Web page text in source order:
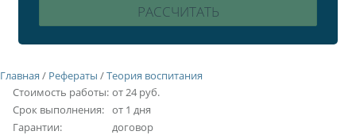
Главная / Рефераты /Теория воспитания
Стоимость работы: от 24 руб.
Срок выполнения: от 1 дня
Гарантии:
договор